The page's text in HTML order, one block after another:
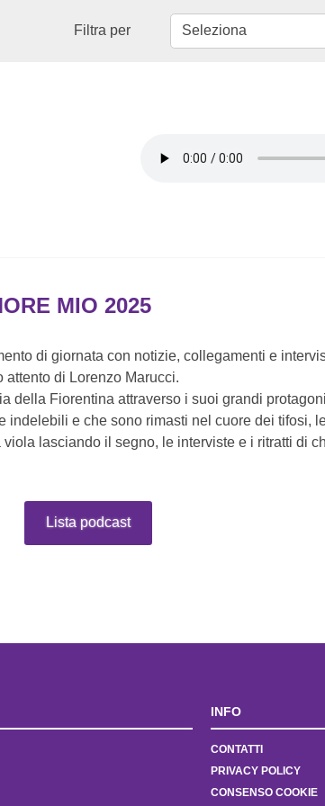
Filtra per
MIO 2025
di giornata con notizie, collegamenti e
attento di Lorenzo Marucci.
della Fiorentina attraverso i suoi grandi
indelebili e che sono rimasti nel cuore dei tifosi,
lasciando il segno, le interviste e i ritratti di
Lista podcast
INFO
CONTATTI
PRIVACY POLICY
CONSENSO COOKIE